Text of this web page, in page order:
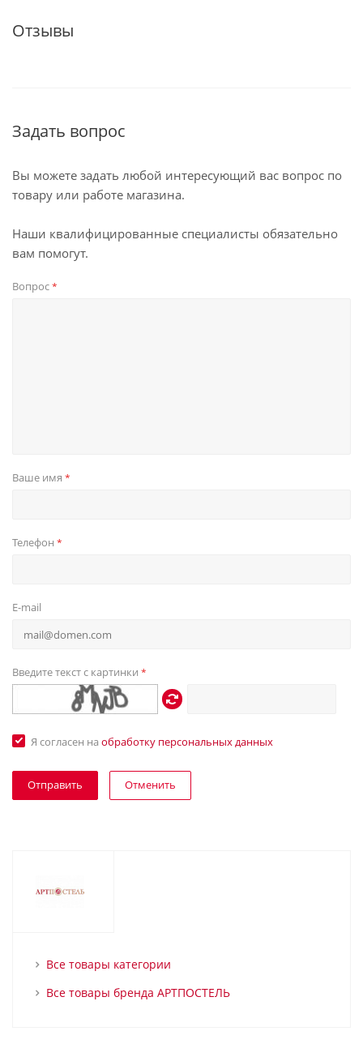
Отзывы
Задать вопрос
Вы можете задать любой интересующий вас вопрос по
товару или работе магазина.
Наши квалифицированные специалисты обязательно
вам помогут.
Вопрос*
Ваше имя *
Телефон *
E-mail
Введите текст с картинки *
Я согласен на обработку персональных данных
Отменить
Все товары категории
Все товары бренда АРТПОСТЕЛЬ